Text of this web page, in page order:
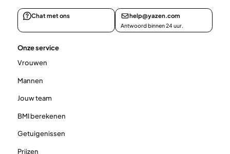
Chat met ons help@yazen.com
Antwoord binnen 24 uur.
Onze service
Vrouwen
Mannen
Jouw team
BMI berekenen
Getuigenissen
Prijzen